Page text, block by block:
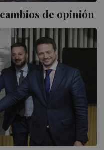
de opinión